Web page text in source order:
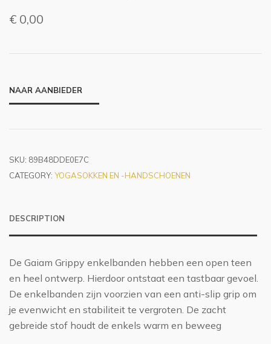
€ 0,00
NAAR AANBIEDER
SKU: 89B48DDE0E7C
CATEGORY: YOGASOKKEN EN -HANDSCHOENEN
DESCRIPTION
De Gaiam Grippy enkelbanden hebben een open teen
en heel ontwerp. Hierdoor ontstaat een tastbaar gevoel.
De enkelbanden zijn voorzien van een anti-slip grip om
je evenwicht en stabiliteit te vergroten. De zacht
gebreide stof houdt de enkels warm en beweeg